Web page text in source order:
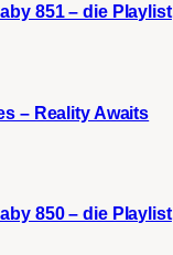
851 – die Playlist
– Reality Awaits
850 – die Playlist